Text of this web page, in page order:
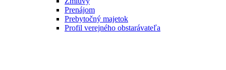
Prenájom
Prebytočný majetok
Profil verejného obstarávateľa